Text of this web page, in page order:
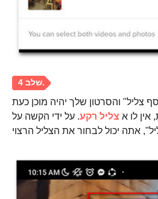
צליל" והסרטון שלך יהיה מוכן כעת
לו א צליל רקע. על ידי הקשה על